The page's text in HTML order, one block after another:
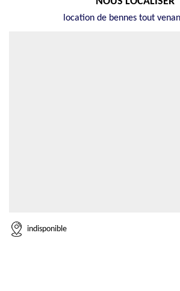
location de bennes tout
indisponible